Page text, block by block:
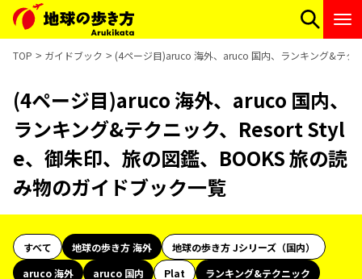
TOP ガイドブック (4ページ目)aruco 海外、aruco 国内、ランキング&テク
(4ページ目)aruco 海外、aruco 国内、
ランキング&テクニック、Resort Styl
e、御朱印、旅の図鑑、BOOKS 旅の読
み物のガイドブック一覧
すべて 地球の歩き方 海外
地球の歩き方 Jシリーズ（国内）
aruco 海外
aruco 国内 Plat
ランキング&テクニック